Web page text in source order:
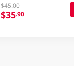
$45.00
$35.90